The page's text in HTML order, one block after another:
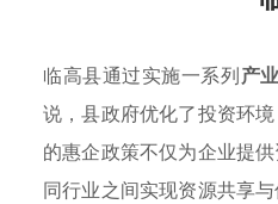
临高县通过实施一系列产
说，县政府优化了投资环
的惠企政策不仅为企业提
同行业之间实现资源共享